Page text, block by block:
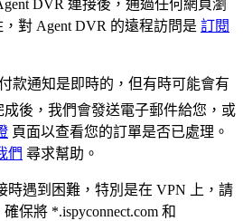
DVR 連接後，通過任何網頁瀏
，對 Agent DVR 的遠程訪問是 訂閱
款通知是即時的，但有時可能會有
後，我們會發送電子郵件給您，或
頁面以查看您的訂單是否已處理。
們 尋求幫助。
時遇到困難，特別是在 VPN 上，請
保將 *.ispyconnect.com 和